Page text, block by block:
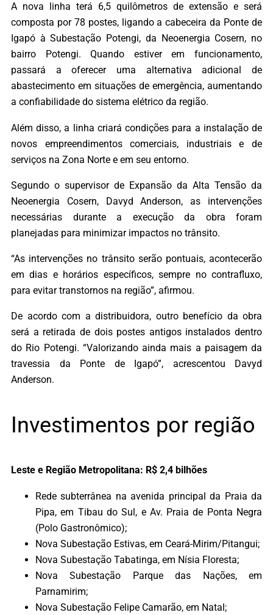
A nova linha terá 6,5 quilômetros de extensão e será
composta por 78 postes, ligando a cabeceira da Ponte de
Igapó à Subestação Potengi, da Neoenergia Cosern, no
bairro Potengi. Quando estiver em funcionamento,
passará a oferecer uma alternativa adicional de
abastecimento em situações de emergência, aumentando
a confiabilidade do sistema elétrico da região.
Além disso, a linha criará condições para a instalação de
novos empreendimentos comerciais, industriais e de
serviços na Zona Norte e em seu entorno.
Segundo o supervisor de Expansão da Alta Tensão da
Neoenergia Cosern, Davyd Anderson, as intervenções
necessárias durante a execução da obra foram
planejadas para minimizar impactos no trânsito.
“As intervenções no trânsito serão pontuais, acontecerão
em dias e horários específicos, sempre no contrafluxo,
para evitar transtornos na região”, afirmou.
De acordo com a distribuidora, outro benefício da obra
será a retirada de dois postes antigos instalados dentro
do Rio Potengi. “Valorizando ainda mais a paisagem da
travessia da Ponte de Igapó”, acrescentou Davyd
Anderson.
Investimentos por região
Leste e Região Metropolitana: R$ 2,4 bilhões
Rede subterrânea na avenida principal da Praia da
Pipa, em Tibau do Sul, e Av. Praia de Ponta Negra
(Polo Gastronômico);
Nova Subestação Estivas, em Ceará-Mirim/Pitangui;
Nova Subestação Tabatinga, em Nísia Floresta;
Nova Subestação Parque das Nações, em
Parnamirim;
Nova Subestação Felipe Camarão, em Natal;